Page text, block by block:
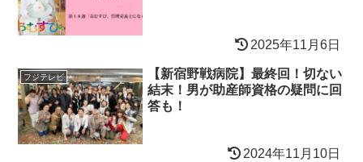
2025年11月6日
フジテレビ
【新宿野戦病院】最終回！切ない
結末！男が助産師資格の疑問に回
答も！
2024年11月10日